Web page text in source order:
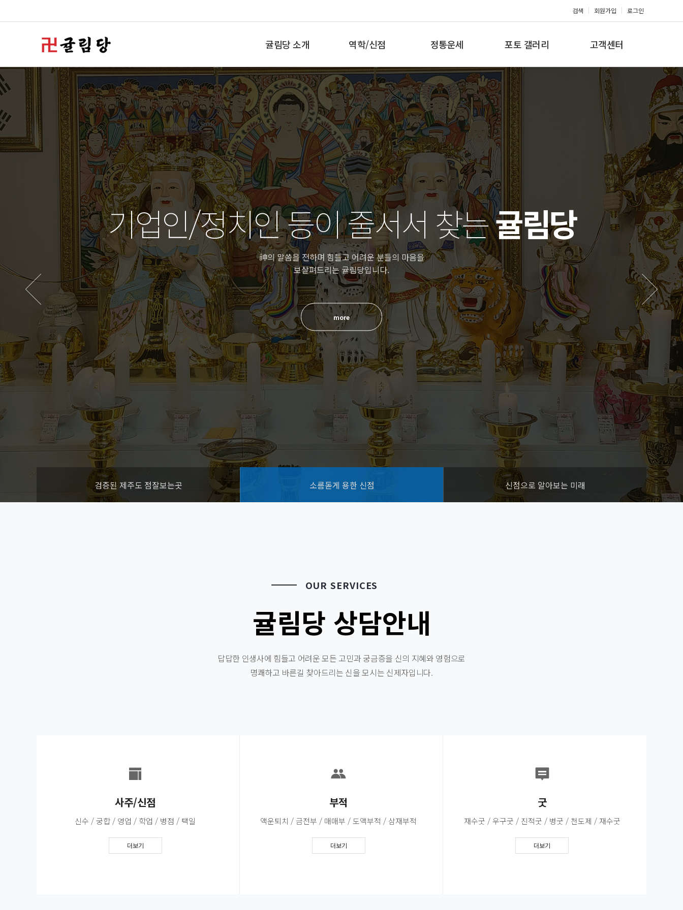
검색 회원가입 로그인
귤림당 소개
인사말
대외활동
오시는 길
자주하는 질문
역학/신점
사주/신점
궁합
택일
정통운세
새해운세
부적
포토 갤러리
포토 갤러리
고객센터
공지사항
갤러리
기업인/정치인 등이 줄서서 찾는귤림당
神의 말씀을 전하며 힘들고 어려운 분들의 마음을
보살펴드리는 귤림당입니다.
more
검증된 제주도 점잘보는곳 소름돋게 용한 신점 신점으로 알아보는 미래
OUR SERVICES
귤림당 상담안내
답답한 인생사에 힘들고 어려운 모든 고민과 궁금증을 신의 지혜와 영험으로
명쾌하고 바른길 찾아드리는 신을 모시는 신제자입니다.
사주/신점
신수 / 궁합 / 영업 / 학업 / 병점 / 택일
더보기
부적
액운퇴치 / 금전부 / 매매부 / 도액부적 / 삼재부적
더보기
굿
재수굿 / 우구굿 / 진적굿 / 병굿 / 천도제 / 재수굿
더보기